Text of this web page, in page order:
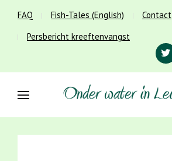
FAQ Fish-Tales (English) Contact
Persbericht kreeftenvangst